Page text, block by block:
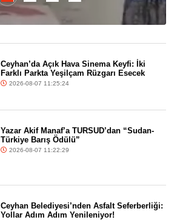
Ceyhan’da Açık Hava Sinema Keyfi: İki
Farklı Parkta Yeşilçam Rüzgarı Esecek
2026-08-07 11:25:24
Yazar Akif Manaf’a TURSUD’dan “Sudan-
Türkiye Barış Ödülü”
2026-08-07 11:22:29
Ceyhan Belediyesi’nden Asfalt Seferberliği:
Yollar Adım Adım Yenileniyor!